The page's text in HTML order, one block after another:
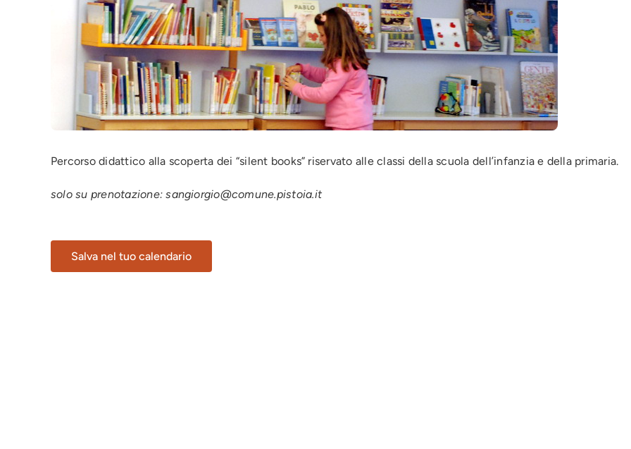
Percorso didattico alla scoperta dei “silent books” riservato alle classi della scuola dell’infanzia e della primaria.
solo su prenotazione: sangiorgio@comune.pistoia.it
Salva nel tuo calendario